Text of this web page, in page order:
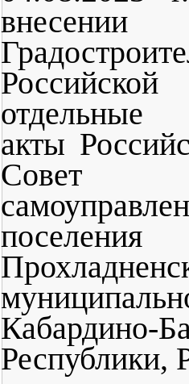
отдельные
акты
Совет
поселения
Кабардино-